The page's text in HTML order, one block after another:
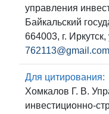
управления
Байкальский
664003, г.
762113@gmail.com
Для цитирования:
Хомкалов Г. В.
инвестиционно-